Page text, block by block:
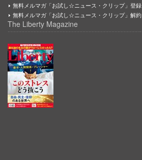
無料メルマガ「お試し☆ニュース・クリップ」登録
無料メルマガ「お試し☆ニュース・クリップ」解約
The Liberty Magazine